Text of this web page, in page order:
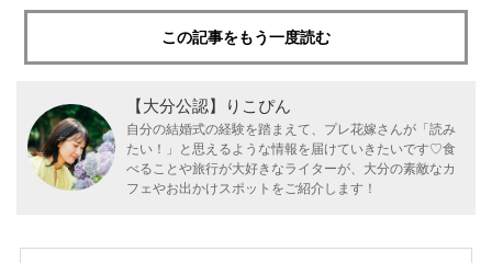
この記事をもう一度読む
【大分公認】りこぴん
自分の結婚式の経験を踏まえて、プレ花嫁さんが「読み
たい！」と思えるような情報を届けていきたいです♡食
べることや旅行が大好きなライターが、大分の素敵なカ
フェやお出かけスポットをご紹介します！